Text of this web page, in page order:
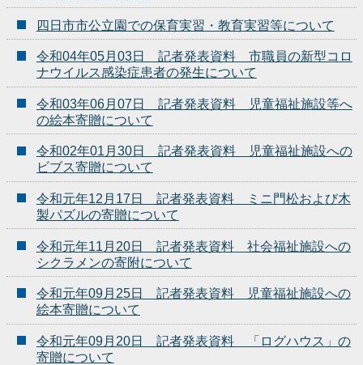
四日市市公立園での保育実習・教育実習等について
令和04年05月03日 記者発表資料 市職員の新型コロ
ナウイルス感染症患者の発生について
令和03年06月07日 記者発表資料 児童福祉施設等へ
の絵本寄贈について
令和02年01月30日 記者発表資料 児童福祉施設への
ビブス寄贈について
令和元年12月17日 記者発表資料 ミニ門松および木
製パズルの寄贈について
令和元年11月20日 記者発表資料 社会福祉施設への
シクラメンの寄附について
令和元年09月25日 記者発表資料 児童福祉施設への
絵本寄贈について
令和元年09月20日 記者発表資料 「ログハウス」の
寄贈について